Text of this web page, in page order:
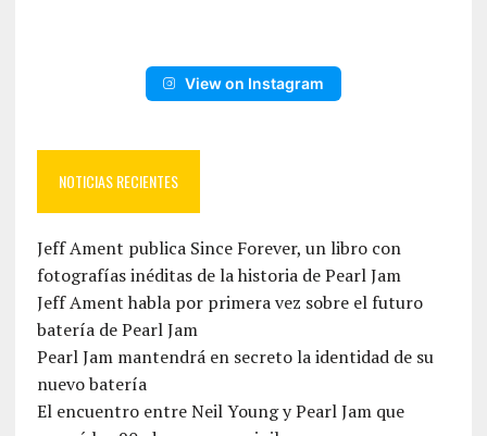
View on Instagram
NOTICIAS RECIENTES
Jeff Ament publica Since Forever, un libro con
fotografías inéditas de la historia de Pearl Jam
Jeff Ament habla por primera vez sobre el futuro
batería de Pearl Jam
Pearl Jam mantendrá en secreto la identidad de su
nuevo batería
El encuentro entre Neil Young y Pearl Jam que